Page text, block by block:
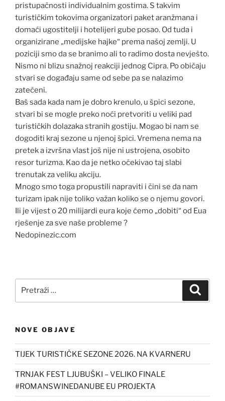
pristupačnosti individualnim gostima. S takvim
turističkim tokovima organizatori paket aranžmana i
domaći ugostitelji i hotelijeri gube posao. Od tuda i
organizirane „medijske hajke“ prema našoj zemlji. U
poziciji smo da se branimo ali to radimo dosta nevješto.
Nismo ni blizu snažnoj reakciji jednog Cipra. Po običaju
stvari se događaju same od sebe pa se nalazimo
zatečeni.
Baš sada kada nam je dobro krenulo, u špici sezone,
stvari bi se mogle preko noći pretvoriti u veliki pad
turističkih dolazaka stranih gostiju. Mogao bi nam se
dogoditi kraj sezone u njenoj špici. Vremena nema na
pretek a izvršna vlast još nije ni ustrojena, osobito
resor turizma. Kao da je netko očekivao taj slabi
trenutak za veliku akciju.
Mnogo smo toga propustili napraviti i čini se da nam
turizam ipak nije toliko važan koliko se o njemu govori.
Ili je vijest o 20 milijardi eura koje ćemo „dobiti“ od Eua
rješenje za sve naše probleme ?
Nedopinezic.com
NOVE OBJAVE
TIJEK TURISTIČKE SEZONE 2026. NA KVARNERU
TRNJAK FEST LJUBUŠKI – VELIKO FINALE
#ROMANSWINEDANUBE EU PROJEKTA